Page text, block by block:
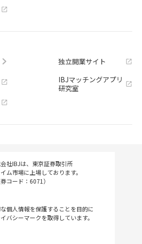
独立開業サイト
IBJマッチングアプリ
研究室
社IBJは、東京証券取引所
ム市場に上場しております。
券コード：6071）
個人情報を保護することを目的に
バシーマークを取得しています。